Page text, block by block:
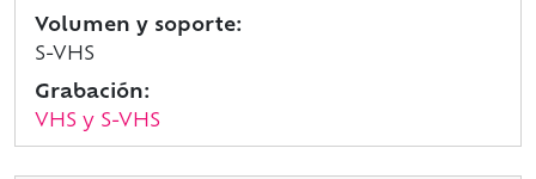
Volumen y soporte:
S-VHS
Grabación:
VHS y S-VHS